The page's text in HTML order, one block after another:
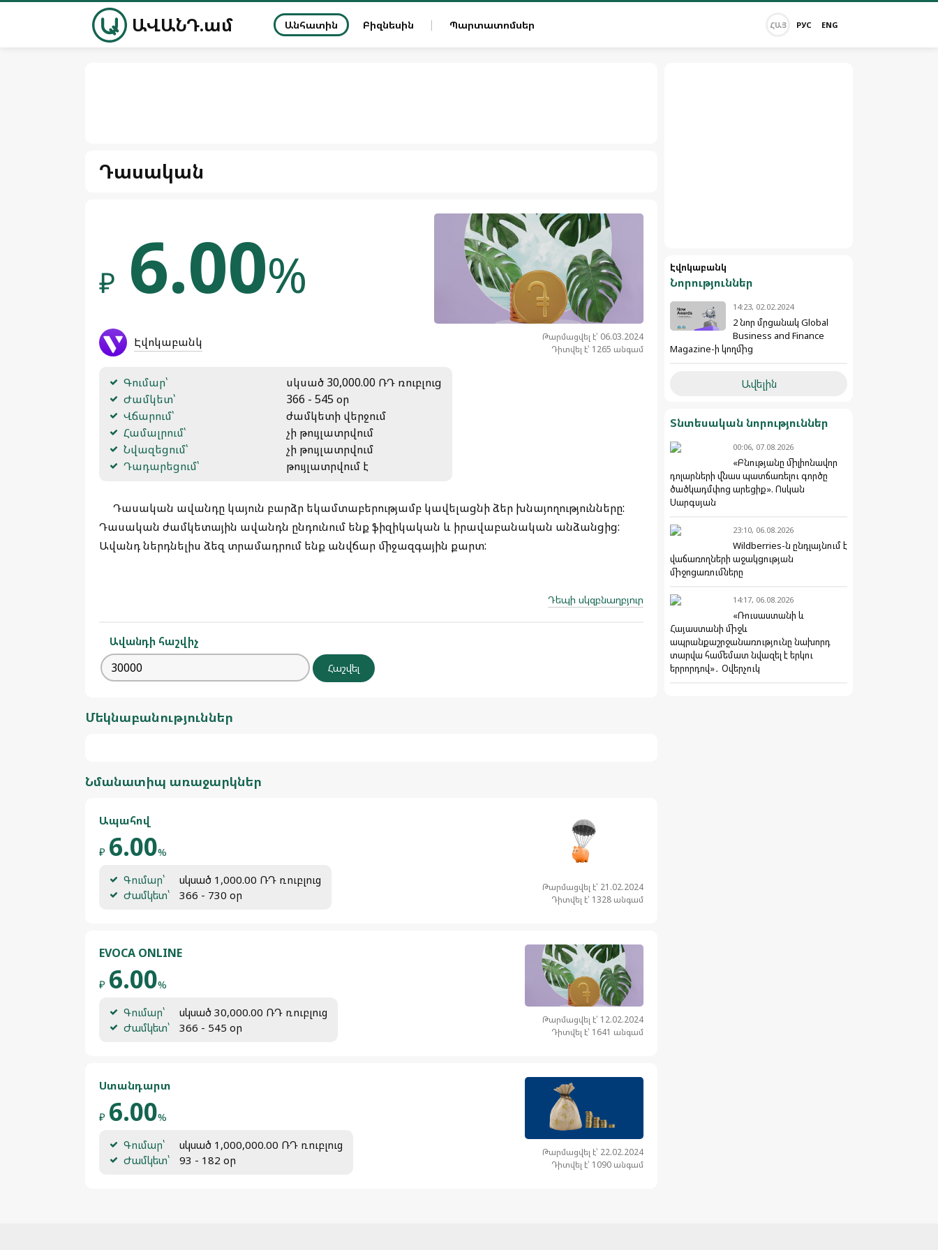
ԱՎԱՆԴ.ամ Անհատին Բիզնեսին Պարտատոմսեր ՀԱՅ РУС ENG
Դասական
Թարմացվել է՝ 06.03.2024
Դիտվել է՝ 1265 անգամ
₽ 6.00%
Էվոկաբանկ
Գումար՝
սկսած 30,000.00 ՌԴ ռուբլուց
Ժամկետ՝
366 - 545 օր
Վճարում՝
ժամկետի վերջում
Համալրում՝
չի թույլատրվում
Նվազեցում՝
չի թույլատրվում
Դադարեցում՝
թույլատրվում է
Դասական ավանդը կայուն բարձր եկամտաբերությամբ կավելացնի ձեր խնայողությունները:
Դասական ժամկետային ավանդն ընդունում ենք ֆիզիկական և իրավաբանական անձանցից:
Ավանդ ներդնելիս ձեզ տրամադրում ենք անվճար միջազգային քարտ:
Դեպի սկզբնաղբյուր
Ավանդի հաշվիչ
Մեկնաբանություններ
Նմանատիպ առաջարկներ
Թարմացվել է՝ 21.02.2024
Դիտվել է՝ 1328 անգամ
Ապահով
₽ 6.00%
Գումար՝
սկսած 1,000.00 ՌԴ ռուբլուց
Ժամկետ՝
366 - 730 օր
Թարմացվել է՝ 12.02.2024
Դիտվել է՝ 1641 անգամ
EVOCA ONLINE
₽ 6.00%
Գումար՝
սկսած 30,000.00 ՌԴ ռուբլուց
Ժամկետ՝
366 - 545 օր
Թարմացվել է՝ 22.02.2024
Դիտվել է՝ 1090 անգամ
Ստանդարտ
₽ 6.00%
Գումար՝
սկսած 1,000,000.00 ՌԴ ռուբլուց
Ժամկետ՝
93 - 182 օր
Էվոկաբանկ
Նորություններ
14:23, 02.02.2024
2 նոր մրցանակ Global
Business and Finance
Magazine-ի կողմից
Ավելին
Տնտեսական նորություններ
00:06, 07.08.2026
«Բնությանը միլիոնավոր
դոլարների վնաս պատճառելու գործը
ծածկադմփոց արեցիք». Ոսկան
Սարգսյան
23:10, 06.08.2026
Wildberries-ն ընդլայնում է
վաճառողների աջակցության
միջոցառումները
14:17, 06.08.2026
«Ռուսաստանի և
Հայաստանի միջև
ապրանքաշրջանառությունը նախորդ
տարվա համեմատ նվազել է երկու
երրորդով»․ Օվերչուկ